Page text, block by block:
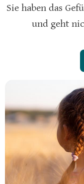
Sie haben das
und geht